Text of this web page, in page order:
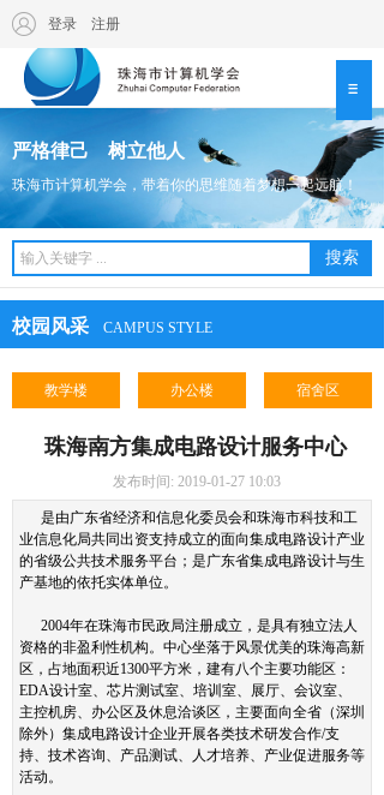
登录 注册
严格律己 树立他人
珠海市计算机学会，带着你的思维随着梦想一起远航！
搜索
校园风采 CAMPUS STYLE
宿舍区
教学楼 办公楼
珠海南方集成电路设计服务中心
发布时间: 2019-01-27 10:03
是由广东省经济和信息化委员会和珠海市科技和工
业信息化局共同出资支持成立的面向集成电路设计产业
的省级公共技术服务平台；是广东省集成电路设计与生
产基地的依托实体单位。
2004年在珠海市民政局注册成立，是具有独立法人
资格的非盈利性机构。中心坐落于风景优美的珠海高新
区，占地面积近1300平方米，建有八个主要功能区：
EDA设计室、芯片测试室、培训室、展厅、会议室、
主控机房、办公区及休息洽谈区，主要面向全省（深圳
除外）集成电路设计企业开展各类技术研发合作/支
持、技术咨询、产品测试、人才培养、产业促进服务等
活动。